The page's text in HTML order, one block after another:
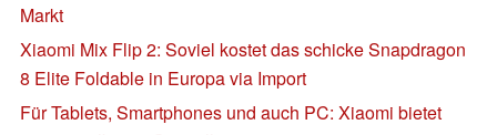
Markt
Xiaomi Mix Flip 2: Soviel kostet das schicke Snapdragon
8 Elite Foldable in Europa via Import
Für Tablets, Smartphones und auch PC: Xiaomi bietet